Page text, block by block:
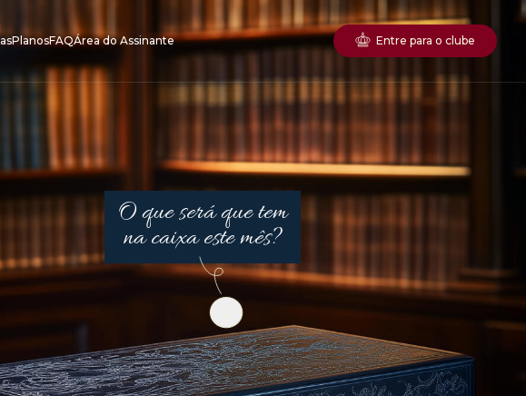
PlanosFAQÁrea do Assinante Entre para o clube
O que será que tem
na caixa este mês?